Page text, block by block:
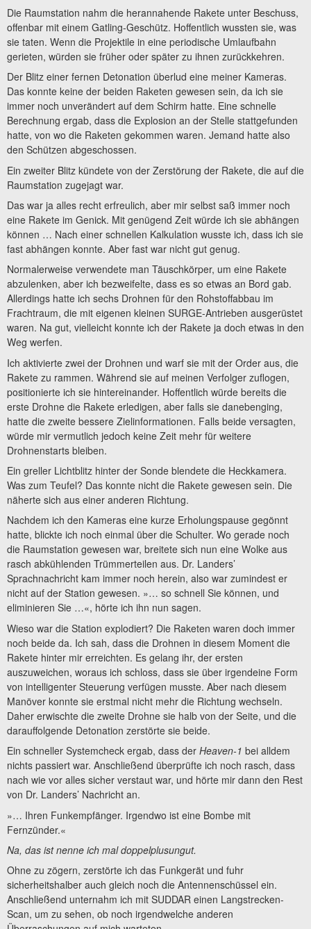
Die Raumstation nahm die herannahende Rakete unter Beschuss,
offenbar mit einem Gatling-Geschütz. Hoffentlich wussten sie, was
sie taten. Wenn die Projektile in eine periodische Umlaufbahn
gerieten, würden sie früher oder später zu ihnen zurückkehren.
Der Blitz einer fernen Detonation überlud eine meiner Kameras.
Das konnte keine der beiden Raketen gewesen sein, da ich sie
immer noch unverändert auf dem Schirm hatte. Eine schnelle
Berechnung ergab, dass die Explosion an der Stelle stattgefunden
hatte, von wo die Raketen gekommen waren. Jemand hatte also
den Schützen abgeschossen.
Ein zweiter Blitz kündete von der Zerstörung der Rakete, die auf die
Raumstation zugejagt war.
Das war ja alles recht erfreulich, aber mir selbst saß immer noch
eine Rakete im Genick. Mit genügend Zeit würde ich sie abhängen
können … Nach einer schnellen Kalkulation wusste ich, dass ich sie
fast abhängen konnte. Aber fast war nicht gut genug.
Normalerweise verwendete man Täuschkörper, um eine Rakete
abzulenken, aber ich bezweifelte, dass es so etwas an Bord gab.
Allerdings hatte ich sechs Drohnen für den Rohstoffabbau im
Frachtraum, die mit eigenen kleinen SURGE-Antrieben ausgerüstet
waren. Na gut, vielleicht konnte ich der Rakete ja doch etwas in den
Weg werfen.
Ich aktivierte zwei der Drohnen und warf sie mit der Order aus, die
Rakete zu rammen. Während sie auf meinen Verfolger zuflogen,
positionierte ich sie hintereinander. Hoffentlich würde bereits die
erste Drohne die Rakete erledigen, aber falls sie danebenging,
hatte die zweite bessere Zielinformationen. Falls beide versagten,
würde mir vermutlich jedoch keine Zeit mehr für weitere
Drohnenstarts bleiben.
Ein greller Lichtblitz hinter der Sonde blendete die Heckkamera.
Was zum Teufel? Das konnte nicht die Rakete gewesen sein. Die
näherte sich aus einer anderen Richtung.
Nachdem ich den Kameras eine kurze Erholungspause gegönnt
hatte, blickte ich noch einmal über die Schulter. Wo gerade noch
die Raumstation gewesen war, breitete sich nun eine Wolke aus
rasch abkühlenden Trümmerteilen aus. Dr. Landers’
Sprachnachricht kam immer noch herein, also war zumindest er
nicht auf der Station gewesen. »… so schnell Sie können, und
eliminieren Sie …«, hörte ich ihn nun sagen.
Wieso war die Station explodiert? Die Raketen waren doch immer
noch beide da. Ich sah, dass die Drohnen in diesem Moment die
Rakete hinter mir erreichten. Es gelang ihr, der ersten
auszuweichen, woraus ich schloss, dass sie über irgendeine Form
von intelligenter Steuerung verfügen musste. Aber nach diesem
Manöver konnte sie erstmal nicht mehr die Richtung wechseln.
Daher erwischte die zweite Drohne sie halb von der Seite, und die
darauffolgende Detonation zerstörte sie beide.
Ein schneller Systemcheck ergab, dass der Heaven-1 bei alldem
nichts passiert war. Anschließend überprüfte ich noch rasch, dass
nach wie vor alles sicher verstaut war, und hörte mir dann den Rest
von Dr. Landers’ Nachricht an.
»… Ihren Funkempfänger. Irgendwo ist eine Bombe mit
Fernzünder.«
Na, das ist nenne ich mal doppelplusungut.
Ohne zu zögern, zerstörte ich das Funkgerät und fuhr
sicherheitshalber auch gleich noch die Antennenschüssel ein.
Anschließend unternahm ich mit SUDDAR einen Langstrecken-
Scan, um zu sehen, ob noch irgendwelche anderen